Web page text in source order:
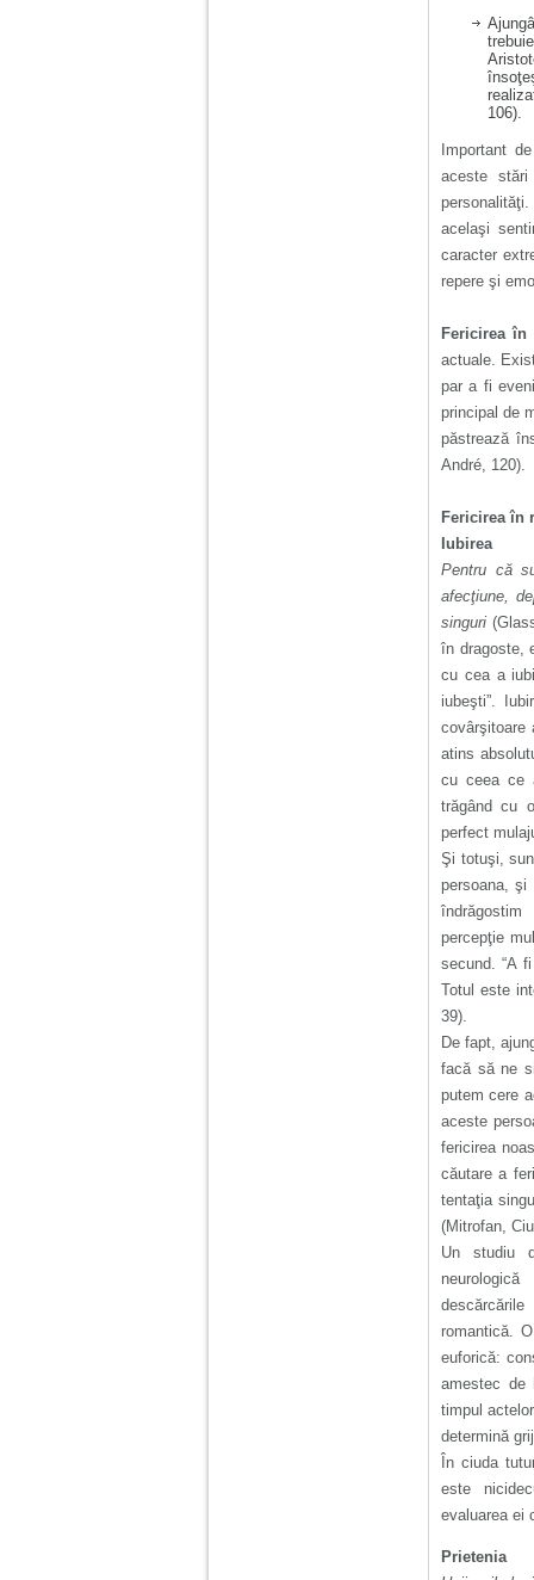
106).
Important
aceste
acelaşi
caracter
repere şi
Fericirea în
actuale.
par a fi
principal de
păstrează
André, 120).
Fericirea în
Iubirea
Pentru că
afecţiune,
singuri
în dragoste,
cu cea a
iubeşti”.
covârşitoare
atins
cu ceea ce
trăgând cu
perfect
Şi totuşi,
persoana,
percepţie
secund. “A
Totul este
39).
De fapt,
facă să ne
putem cere
aceste
fericirea
căutare a
tentaţia
(Mitrofan,
Un studiu
romantică.
euforică:
amestec de
timpul
determină
În ciuda
este
evaluarea ei
Prietenia